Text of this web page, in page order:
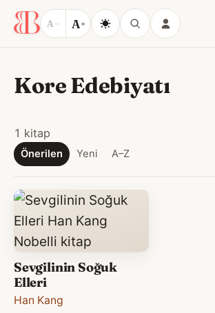
A − A+
Kore Edebiyatı
1 kitap
Önerilen Yeni A–Z
Sevgilinin Soğuk
Elleri
Han Kang